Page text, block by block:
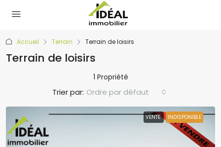
Accueil Terrain Terrain de loisirs
Terrain de loisirs
1 Propriété
Trier par: Ordre par défaut
VENTE INDISPONIBLE